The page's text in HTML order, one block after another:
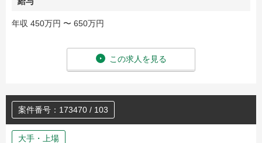
年収 450万円 〜 650万円
この求人を見る
案件番号：173470 / 103
大手・上場